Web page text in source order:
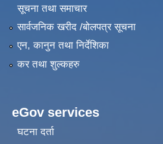
सूचना तथा समाचार
सार्वजनिक खरीद /बोलपत्र सूचना
एन, कानुन तथा निर्देशिका
कर तथा शुल्कहरु
eGov services
घटना दर्ता